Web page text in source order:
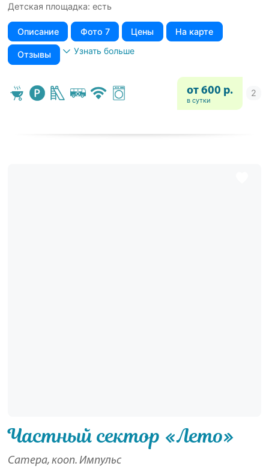
Детская площадка: есть
Описание Фото 7 Цены На карте
Отзывы Узнать больше
от 600 р.
в сутки
Частный сектор «Лето»
Сатера, кооп. Импульс